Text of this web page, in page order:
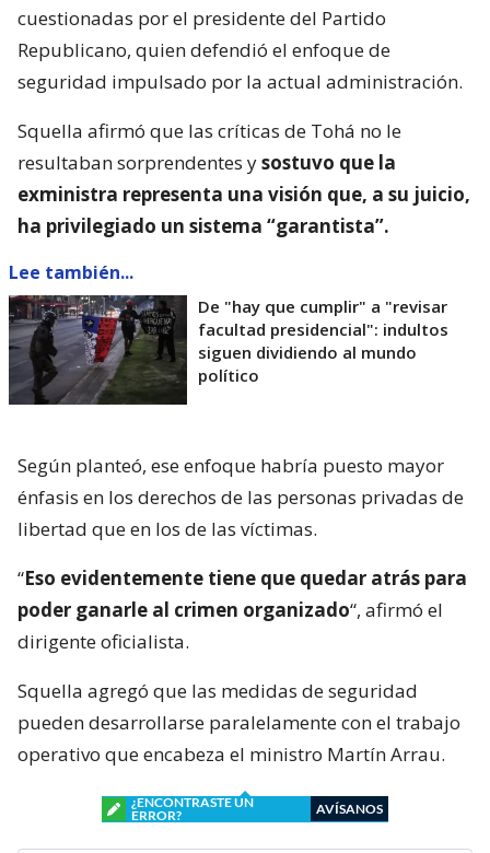
cuestionadas por el presidente del Partido
Republicano, quien defendió el enfoque de
seguridad impulsado por la actual administración.
Squella afirmó que las críticas de Tohá no le
resultaban sorprendentes ysostuvo que la
exministra representa una visión que, a su juicio,
ha privilegiado un sistema “garantista”.
Lee también...
De "hay que cumplir" a "revisar
facultad presidencial": indultos
siguen dividiendo al mundo
político
Según planteó, ese enfoque habría puesto mayor
énfasis en los derechos de las personas privadas de
libertad que en los de las víctimas.
“Eso evidentemente tiene que quedar atrás para
poder ganarle al crimen organizado“, afirmó el
dirigente oficialista.
Squella agregó que las medidas de seguridad
pueden desarrollarse paralelamente con el trabajo
operativo que encabeza el ministro Martín Arrau.
¿ENCONTRASTE UN
ERROR?
AVÍSANOS